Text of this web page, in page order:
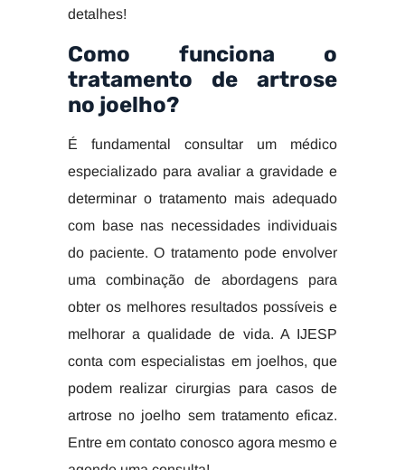
detalhes!
Como funciona o
tratamento de artrose
no joelho?
É fundamental consultar um médico
especializado para avaliar a gravidade e
determinar o tratamento mais adequado
com base nas necessidades individuais
do paciente. O tratamento pode envolver
uma combinação de abordagens para
obter os melhores resultados possíveis e
melhorar a qualidade de vida. A IJESP
conta com especialistas em joelhos, que
podem realizar cirurgias para casos de
artrose no joelho sem tratamento eficaz.
Entre em contato conosco agora mesmo e